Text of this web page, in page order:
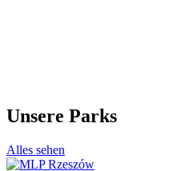
Unsere Parks
Alles sehen